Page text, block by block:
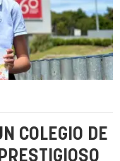
COLEGIO DE